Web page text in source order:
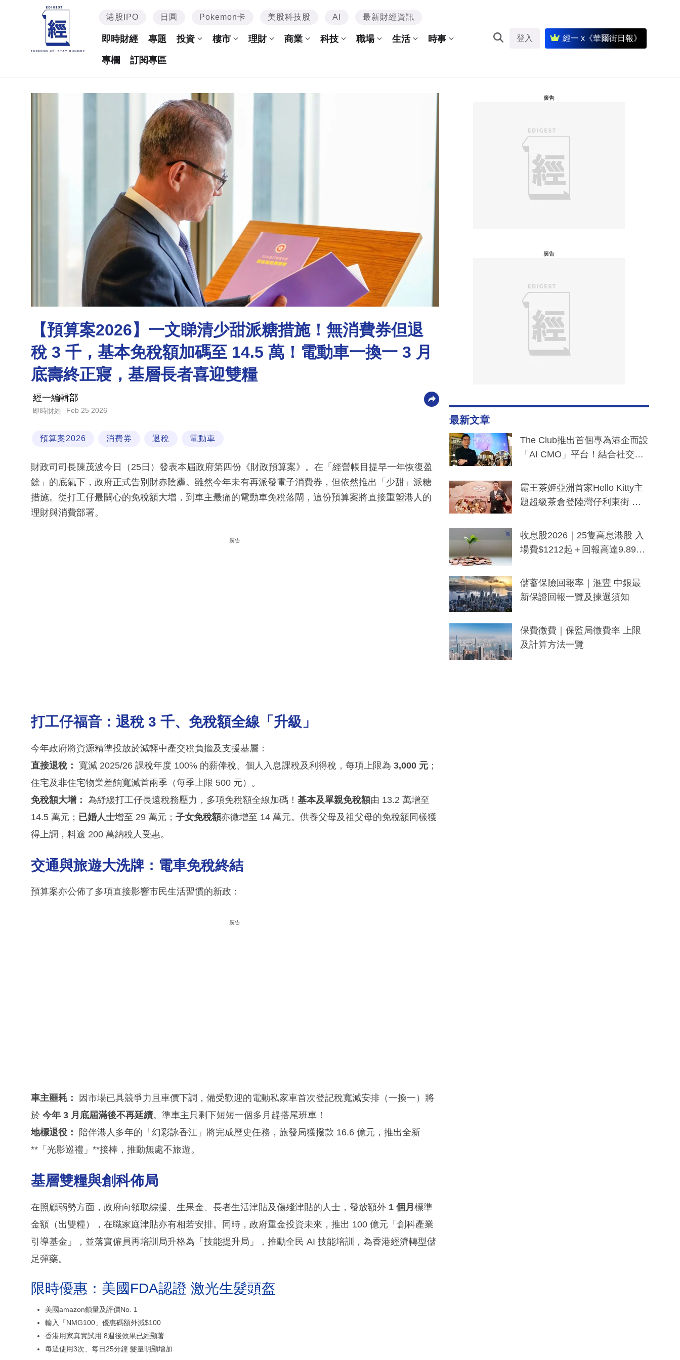
港股IPO 日圓 Pokemon卡 美股科技股 AI 最新財經資訊
即時財經 專題 投資 樓市 理財 商業 科技 職場 生活 時事
專欄 訂閱專區
登入 經一 x《華爾街日報》
【預算案2026】一文睇清少甜派糖措施！無消費券但退
稅 3 千，基本免稅額加碼至 14.5 萬！電動車一換一 3 月
底壽終正寢，基層長者喜迎雙糧
經一編輯部
即時財經 Feb 25 2026
預算案2026 消費券 退稅 電動車
財政司司長陳茂波今日（25日）發表本屆政府第四份《財政預算案》。在「經營帳目提早一年恢復盈
餘」的底氣下，政府正式告別財赤陰霾。雖然今年未有再派發電子消費券，但依然推出「少甜」派糖
措施。從打工仔最關心的免稅額大增，到車主最痛的電動車免稅落閘，這份預算案將直接重塑港人的
理財與消費部署。
廣告
打工仔福音：退稅 3 千、免稅額全線「升級」
今年政府將資源精準投放於減輕中產交稅負擔及支援基層：
直接退稅：
寬減 2025/26 課稅年度 100% 的薪俸稅、個人入息課稅及利得稅，每項上限為 3,000 元 ；
住宅及非住宅物業差餉寬減首兩季（每季上限 500 元）。
免稅額大增： 為紓緩打工仔長遠稅務壓力，多項免稅額全線加碼！ 基本及單親免稅額由 13.2 萬增至
14.5 萬元； 已婚人士增至 29 萬元； 子女免稅額亦微增至 14 萬元。供養父母及祖父母的免稅額同樣獲
得上調，料逾 200 萬納稅人受惠。
交通與旅遊大洗牌：電車免稅終結
預算案亦公佈了多項直接影響市民生活習慣的新政：
廣告
車主噩耗：
因市場已具競爭力且車價下調，備受歡迎的電動私家車首次登記稅寬減安排（一換一）將
於 今年 3 月底屆滿後不再延續。準車主只剩下短短一個多月趕搭尾班車！
地標退役：
陪伴港人多年的「幻彩詠香江」將完成歷史任務，旅發局獲撥款 16.6 億元，推出全新
**「光影巡禮」**接棒，推動無處不旅遊。
基層雙糧與創科佈局
在照顧弱勢方面，政府向領取綜援、生果金、長者生活津貼及傷殘津貼的人士，發放額外 1 個月 標準
金額（出雙糧），在職家庭津貼亦有相若安排。同時，政府重金投資未來，推出 100 億元「創科產業
引導基金」，並落實僱員再培訓局升格為「技能提升局」，推動全民 AI 技能培訓，為香港經濟轉型儲
足彈藥。
限時優惠：美國FDA認證 激光生髮頭盔
美國amazon鎖量及評價No. 1
輸入「NMG100」優惠碼額外減$100
香港用家真實試用 8週後效果已經顯著
每週使用3次、每日25分鐘 髮量明顯增加
廣告
廣告
最新文章
The Club推出首個專為港企而設
「AI CMO」平台！結合社交聆
分鐘生成「貼地」宣傳短片
霸王茶姬亞洲首家Hello Kitty主
題超級茶倉登陸灣仔利東街 推
y及香港限定特調系列
收息股2026｜25隻高息港股 入
場費$1212起＋回報高達9.89
儲蓄保險回報率｜滙豐 中銀最
新保證回報一覽及揀選須知
保費徵費｜保監局徵費率 上限
及計算方法一覽